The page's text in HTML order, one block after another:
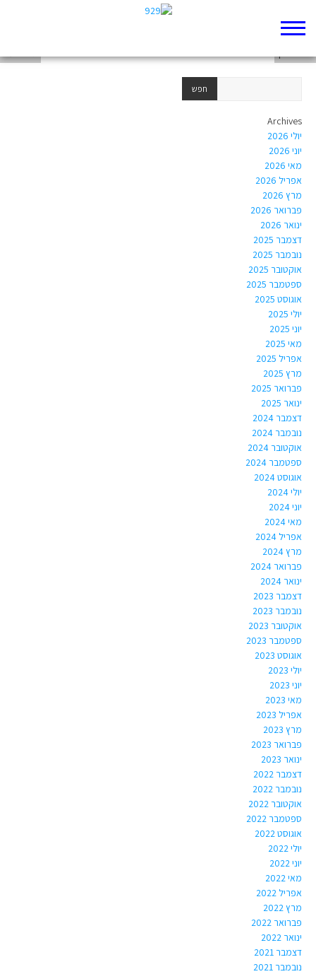
Archives
יולי 2026
יוני 2026
מאי 2026
אפריל 2026
מרץ 2026
פברואר 2026
ינואר 2026
דצמבר 2025
נובמבר 2025
אוקטובר 2025
ספטמבר 2025
אוגוסט 2025
יולי 2025
יוני 2025
מאי 2025
אפריל 2025
מרץ 2025
פברואר 2025
ינואר 2025
דצמבר 2024
נובמבר 2024
אוקטובר 2024
ספטמבר 2024
אוגוסט 2024
יולי 2024
יוני 2024
מאי 2024
אפריל 2024
מרץ 2024
פברואר 2024
ינואר 2024
דצמבר 2023
נובמבר 2023
אוקטובר 2023
ספטמבר 2023
אוגוסט 2023
יולי 2023
יוני 2023
מאי 2023
אפריל 2023
מרץ 2023
פברואר 2023
ינואר 2023
דצמבר 2022
נובמבר 2022
אוקטובר 2022
ספטמבר 2022
אוגוסט 2022
יולי 2022
יוני 2022
מאי 2022
אפריל 2022
מרץ 2022
פברואר 2022
ינואר 2022
דצמבר 2021
נובמבר 2021